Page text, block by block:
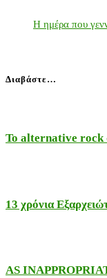
Η ημέρα που
Διαβάστε…
Το alternative rock
13 χρόνια
AS